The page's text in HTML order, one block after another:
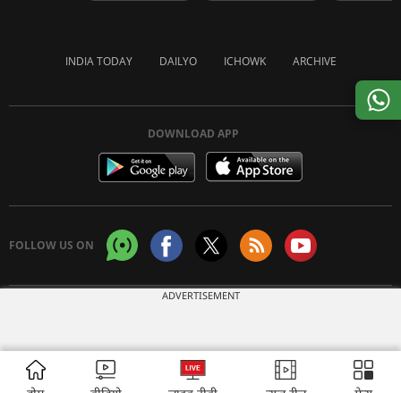
INDIA TODAY DAILYO ICHOWK ARCHIVE
DOWNLOAD APP
FOLLOW US ON
ADVERTISEMENT